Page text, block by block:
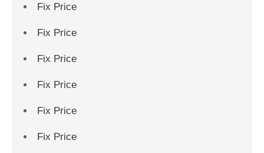
Fix Price
Fix Price
Fix Price
Fix Price
Fix Price
Fix Price